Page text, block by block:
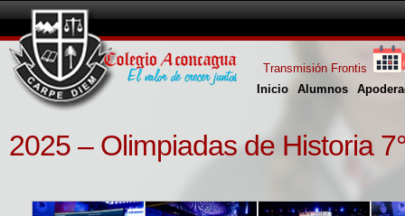
Inicio Alumnos
Transmisión Frontis
2025 – Olimpiadas de Historia